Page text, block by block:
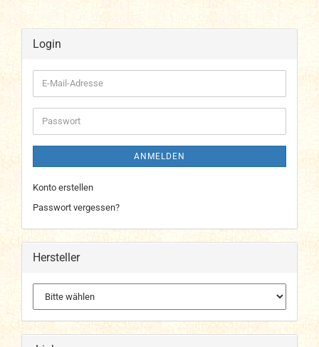
Login
E-
Mail-
Adresse
Passwort
ANMELDEN
Konto erstellen
Passwort vergessen?
Hersteller